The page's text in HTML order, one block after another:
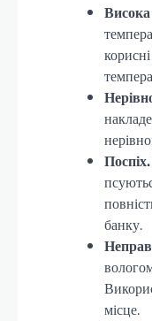
Поспіх.
банку.
місце.